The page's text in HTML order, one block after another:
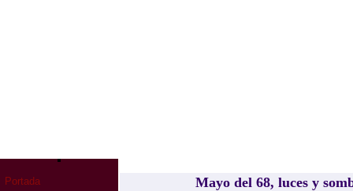
Portada
Mayo del 68, lu­ces y